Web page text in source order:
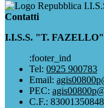
Contatti
I.I.S.S. "T. FAZELLO"
:footer_ind
Tel: 0925 900783
Email:
PEC:
C.F.: 83001350848